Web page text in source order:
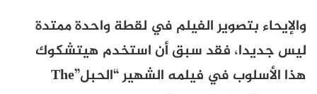
والإيحاء بتصوير الفيلم في لقطة واحدة ممتدة
ليس جديدا، فقد سبق أن استخدم هيتشكوك
هذا الأسلوب في فيلمه الشهير “الحبل”The